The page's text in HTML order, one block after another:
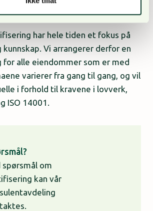
har hele tiden et fokus på
Vi arrangerer derfor en
for alle eiendommer som er med
varierer fra gang til gang, og vil
i forhold til kravene i lovverk,
ISO 14001.
spørsmål om
kan vår